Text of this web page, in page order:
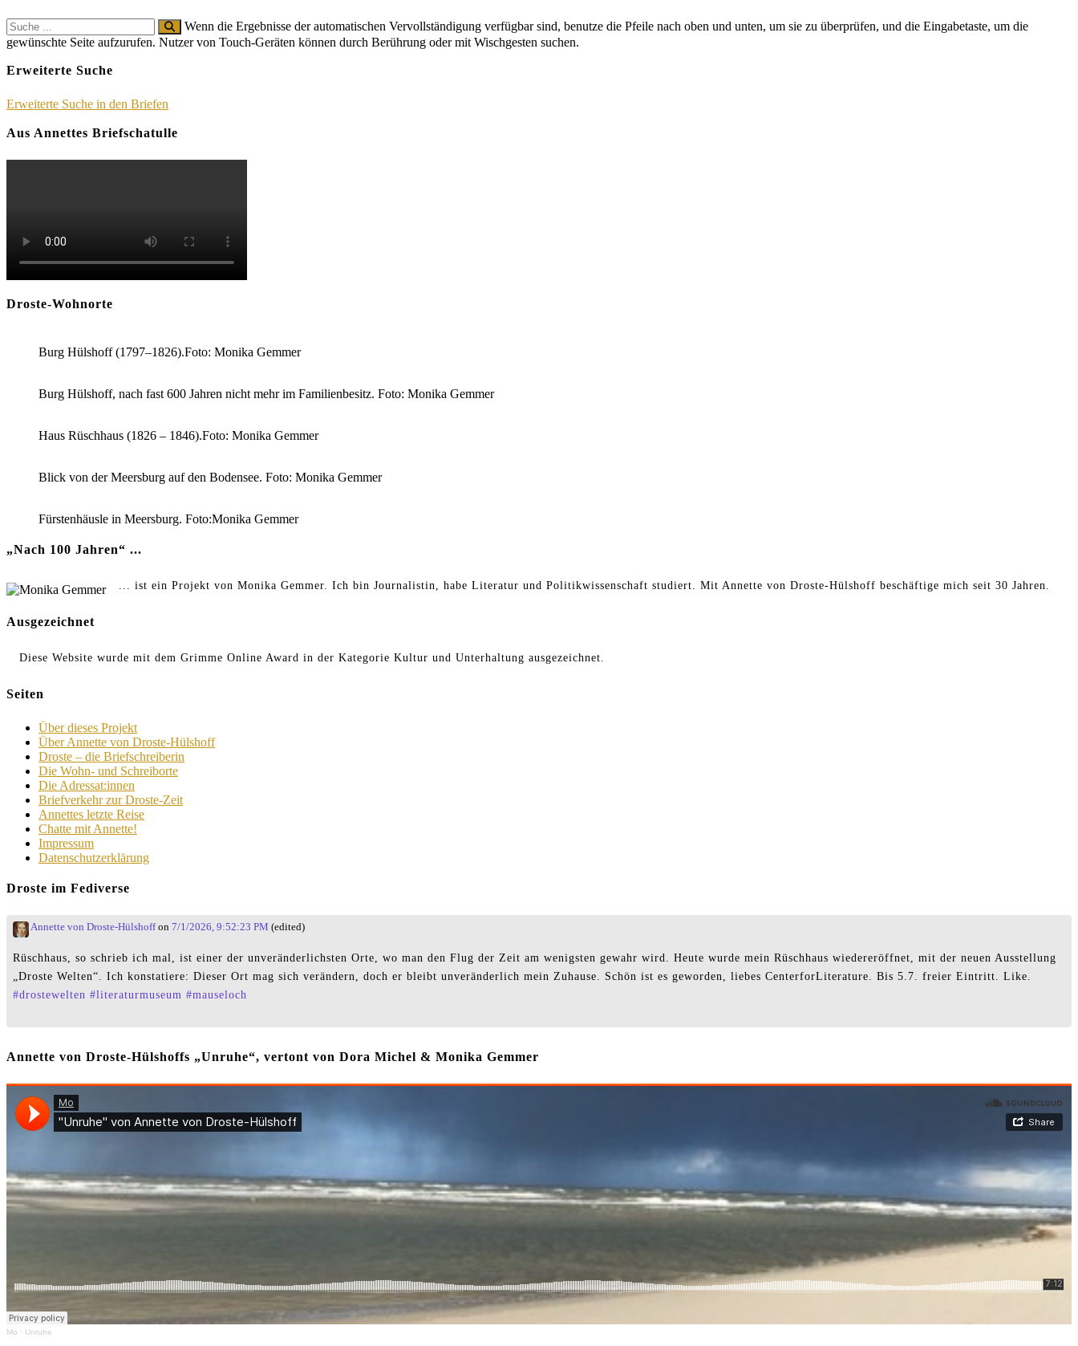
Search
for:
Wenn die Ergebnisse der automatischen Vervollständigung verfügbar sind, benutze die Pfeile nach oben und unten, um sie zu überprüfen, und die Eingabetaste, um die
gewünschte Seite aufzurufen. Nutzer von Touch-Geräten können durch Berührung oder mit Wischgesten suchen.
Erweiterte Suche
Erweiterte Suche in den Briefen
Aus Annettes Briefschatulle
Droste-Wohnorte
Burg Hülshoff (1797–1826).Foto: Monika Gemmer
Burg Hülshoff, nach fast 600 Jahren nicht mehr im Familienbesitz. Foto: Monika Gemmer
Haus Rüschhaus (1826 – 1846).Foto: Monika Gemmer
Blick von der Meersburg auf den Bodensee. Foto: Monika Gemmer
Fürstenhäusle in Meersburg. Foto:Monika Gemmer
„Nach 100 Jahren“ ...
... ist ein Projekt von Monika Gemmer. Ich bin Journalistin, habe Literatur und Politikwissenschaft studiert. Mit Annette von Droste-Hülshoff beschäftige mich seit 30 Jahren.
Ausgezeichnet
Diese Website wurde mit dem Grimme Online Award in der Kategorie Kultur und Unterhaltung ausgezeichnet.
Seiten
Über dieses Projekt
Über Annette von Droste-Hülshoff
Droste – die Briefschreiberin
Die Wohn- und Schreiborte
Die Adressat:innen
Briefverkehr zur Droste-Zeit
Annettes letzte Reise
Chatte mit Annette!
Impressum
Datenschutzerklärung
Droste im Fediverse
Annette von Droste-Hülshoffon 7/1/2026, 9:52:23 PM (edited)
Rüschhaus, so schrieb ich mal, ist einer der unveränderlichsten Orte, wo man den Flug der Zeit am wenigsten gewahr wird. Heute wurde mein Rüschhaus wiedereröffnet, mit der neuen Ausstellung
„Droste Welten“. Ich konstatiere: Dieser Ort mag sich verändern, doch er bleibt unveränderlich mein Zuhause. Schön ist es geworden, liebes CenterforLiterature. Bis 5.7. freier Eintritt. Like.
#drostewelten #literaturmuseum #mauseloch
Annette von Droste-Hülshoffs „Unruhe“, vertont von Dora Michel & Monika Gemmer
Mo · Unruhe